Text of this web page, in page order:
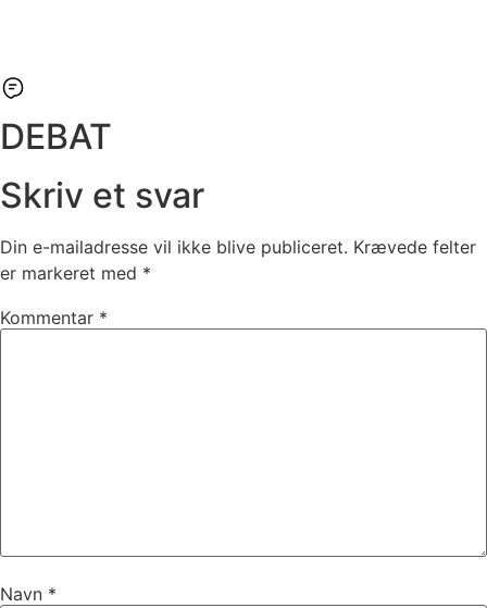
DEBAT
Skriv et svar
Din e-mailadresse vil ikke blive publiceret. Krævede felter
er markeret med *
Kommentar *
Navn *